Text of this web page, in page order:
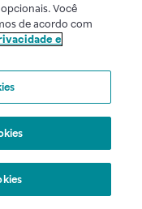
Você
de acordo com
e